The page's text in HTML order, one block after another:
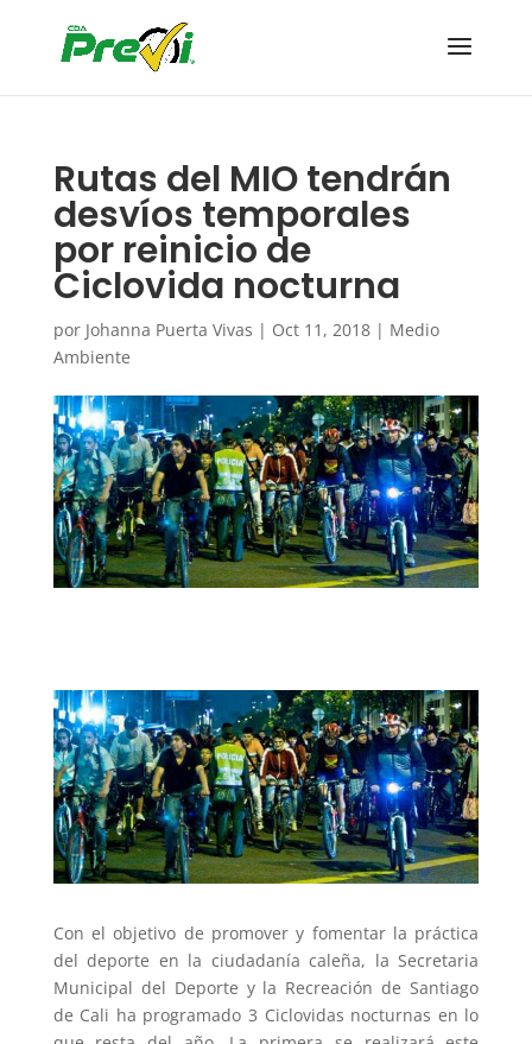
Rutas del MIO tendrán
desvíos temporales
por reinicio de
Ciclovida nocturna
por Johanna Puerta Vivas | Oct 11, 2018| Medio
Ambiente
Con el objetivo de promover y fomentar la práctica
del deporte en la ciudadanía caleña, la Secretaria
Municipal del Deporte y la Recreación de Santiago
de Cali ha programado 3 Ciclovidas nocturnas en lo